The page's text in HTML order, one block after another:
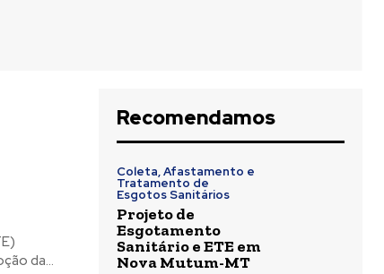
da...
Recomendamos
Coleta, Afastamento e
Tratamento de
Esgotos Sanitários
Projeto de
Esgotamento
Sanitário e ETE em
Nova Mutum-MT